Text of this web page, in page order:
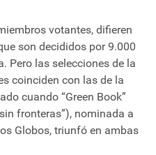
votantes, difieren
son decididos por 9.000
Pero las selecciones de la
coinciden con las de la
cuando “Green Book”
fronteras”), nominada a
Globos, triunfó en ambas